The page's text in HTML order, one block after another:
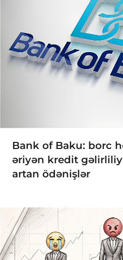
Bank of Baku: borc
əriyən kredit
artan ödənişlər